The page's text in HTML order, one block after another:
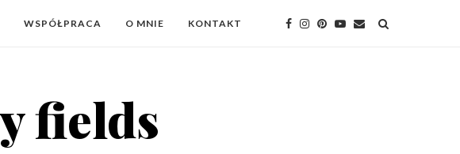
WSPÓŁPRACA O MNIE KONTAKT